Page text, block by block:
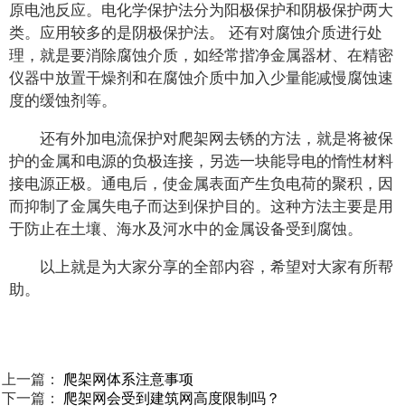
原电池反应。电化学保护法分为阳极保护和阴极保护两大
类。应用较多的是阴极保护法。 还有对腐蚀介质进行处
理，就是要消除腐蚀介质，如经常揩净金属器材、在精密
仪器中放置干燥剂和在腐蚀介质中加入少量能减慢腐蚀速
度的缓蚀剂等。
还有外加电流保护对爬架网去锈的方法，就是将被保
护的金属和电源的负极连接，另选一块能导电的惰性材料
接电源正极。通电后，使金属表面产生负电荷的聚积，因
而抑制了金属失电子而达到保护目的。这种方法主要是用
于防止在土壤、海水及河水中的金属设备受到腐蚀。
以上就是为大家分享的全部内容，希望对大家有所帮
助。
上一篇： 爬架网体系注意事项
下一篇： 爬架网会受到建筑网高度限制吗？